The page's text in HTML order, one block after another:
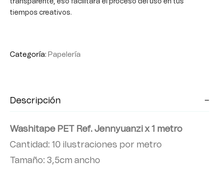
transparente, eso facilitará el proceso del uso en tus
tiempos creativos.
Categoría: Papelería
Descripción
Washitape PET Ref. Jennyuanzi x 1 metro
Cantidad: 10 ilustraciones por metro
Tamaño: 3,5cm ancho